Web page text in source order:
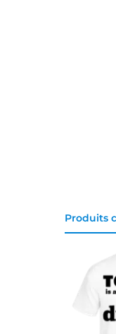
Produits